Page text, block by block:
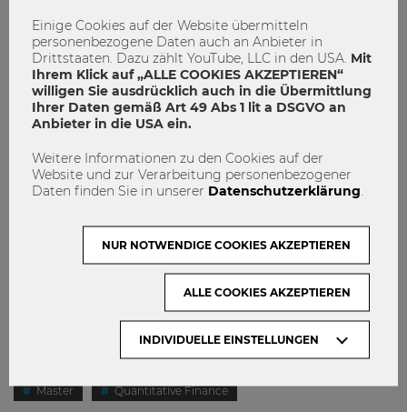
STUDIEREN
Maßgeschneidert für die
Finanzbranche
Master Quantitative Finance
Einige Cookies auf der Website übermitteln
personenbezogene Daten auch an Anbieter in
Drittstaaten. Dazu zählt YouTube, LLC in den USA. Mit
Ihrem Klick auf „ALLE COOKIES AKZEPTIEREN“
willigen Sie ausdrücklich auch in die Übermittlung
Ihrer Daten gemäß Art 49 Abs 1 lit a DSGVO an
Anbieter in die USA ein.
Weitere Informationen zu den Cookies auf der
Website und zur Verarbeitung personenbezogener
Daten finden Sie in unserer Datenschutzerklärung
INDIVIDUELLE EINSTELLUNGEN
NUR NOTWENDIGE COOKIES AKZEPTIEREN
ALLE COOKIES AKZEPTIEREN